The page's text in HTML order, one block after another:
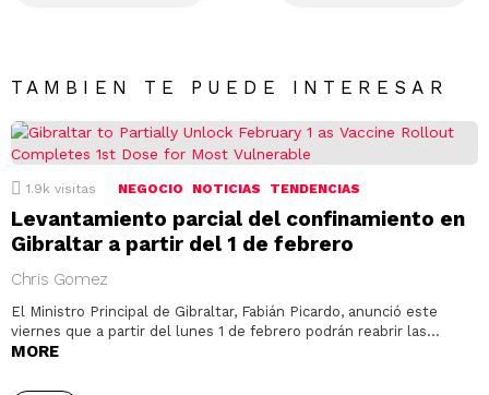
TAMBIEN TE PUEDE INTERESAR
1.9k visitas NEGOCIO NOTICIAS TENDENCIAS
Levantamiento parcial del confinamiento en
Gibraltar a partir del 1 de febrero
Chris Gomez
El Ministro Principal de Gibraltar, Fabián Picardo, anunció este
viernes que a partir del lunes 1 de febrero podrán reabrir las…
MORE